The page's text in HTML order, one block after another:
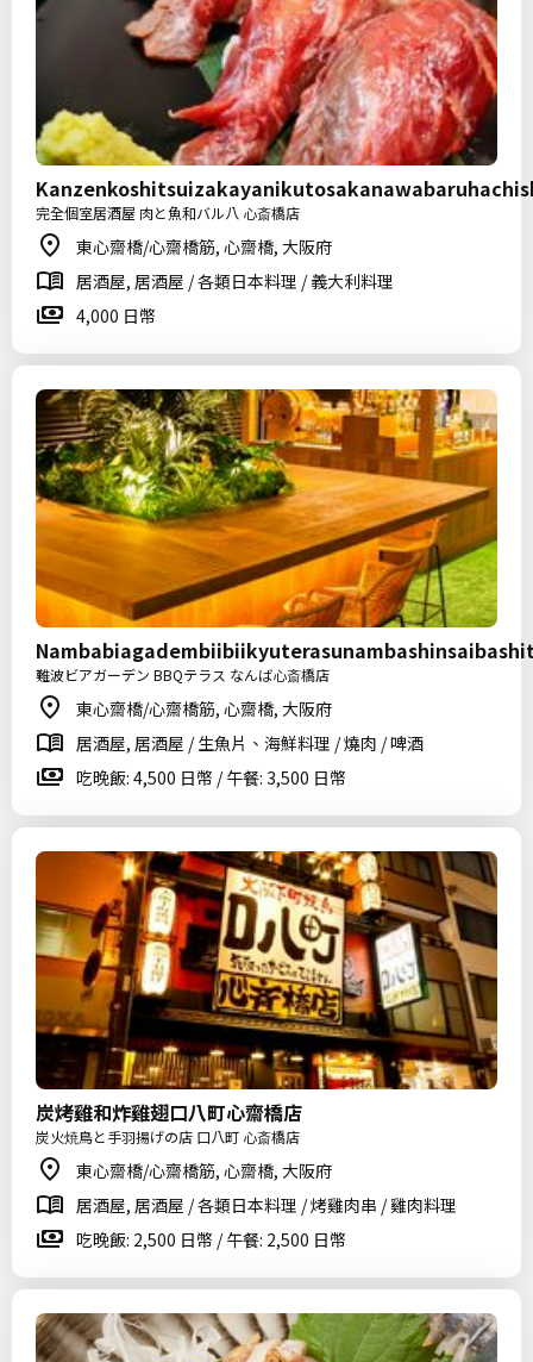
完全個室居酒屋 肉と魚和バル八 心斎橋店
東心齋橋/心齋橋筋, 心齋橋, 大阪府
居酒屋, 居酒屋 / 各類日本料理 / 義大利料理
4,000 日幣
難波ビアガーデン BBQテラス なんば心斎橋店
東心齋橋/心齋橋筋, 心齋橋, 大阪府
居酒屋, 居酒屋 / 生魚片、海鮮料理 / 燒肉 / 啤酒
吃晚飯: 4,500 日幣 / 午餐: 3,500 日幣
炭烤雞和炸雞翅口八町心齋橋店
炭火焼鳥と手羽揚げの店 口八町 心斎橋店
東心齋橋/心齋橋筋, 心齋橋, 大阪府
居酒屋, 居酒屋 / 各類日本料理 / 烤雞肉串 / 雞肉料理
吃晚飯: 2,500 日幣 / 午餐: 2,500 日幣